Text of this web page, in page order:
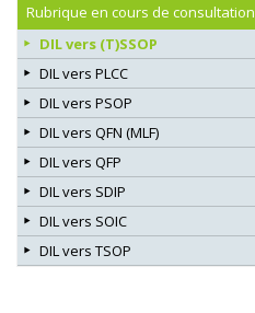
Rubrique en cours de consultation
DIL vers (T)SSOP
DIL vers PLCC
DIL vers PSOP
DIL vers QFN (MLF)
DIL vers QFP
DIL vers SDIP
DIL vers SOIC
DIL vers TSOP